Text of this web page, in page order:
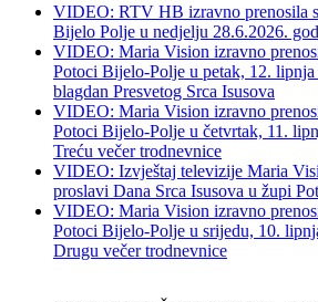
VIDEO: RTV HB izravno prenosila
Bijelo Polje u nedjelju 28.6.2026.
VIDEO: Maria Vision izravno
Potoci Bijelo-Polje u petak, 12. lipnja
blagdan Presvetog Srca Isusova
VIDEO: Maria Vision izravno
Potoci Bijelo-Polje u četvrtak, 11.
Treću večer trodnevnice
VIDEO: Izvještaj televizije Maria
proslavi Dana Srca Isusova u župi
VIDEO: Maria Vision izravno
Potoci Bijelo-Polje u srijedu, 10.
Drugu večer trodnevnice